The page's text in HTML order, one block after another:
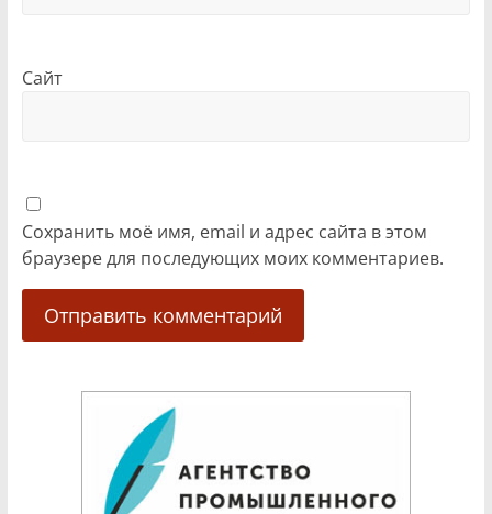
Сайт
Сохранить моё имя, email и адрес сайта в этом
браузере для последующих моих комментариев.